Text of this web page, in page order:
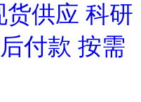
货供应 科研
付款 按需